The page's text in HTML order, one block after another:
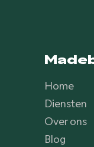
Home
Diensten
Over ons
Blog